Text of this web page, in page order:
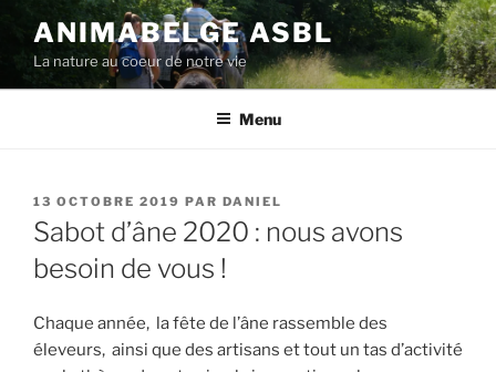
contenu
principal
ANIMABELGE ASBL
La nature au coeur de notre vie
Menu
PUBLIÉ
LE
13 OCTOBRE 2019 PAR DANIEL
Sabot d’âne 2020 : nous avons
besoin de vous !
Chaque année, la fête de l’âne rassemble des
éleveurs, ainsi que des artisans et tout un tas d’activité